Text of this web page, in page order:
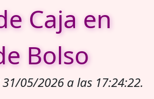
Caja en
Bolso
05/2026 a las 17:24:22.